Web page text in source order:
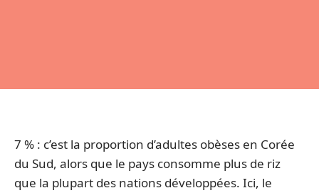
7 % : c’est la proportion d’adultes obèses en Corée
du Sud, alors que le pays consomme plus de riz
que la plupart des nations développées. Ici, le